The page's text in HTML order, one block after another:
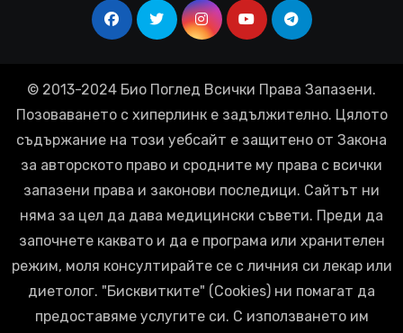
© 2013-2024 Био Поглед Всички Права Запазени.
Позоваването с хиперлинк е задължително. Цялото
съдържание на този уебсайт е защитено от Закона
за авторското право и сродните му права с всички
запазени права и законови последици. Сайтът ни
няма за цел да дава медицински съвети. Преди да
започнете каквато и да е програма или хранителен
режим, моля консултирайте се с личния си лекар или
диетолог. "Бисквитките" (Cookies) ни помагат да
предоставяме услугите си. С използването им